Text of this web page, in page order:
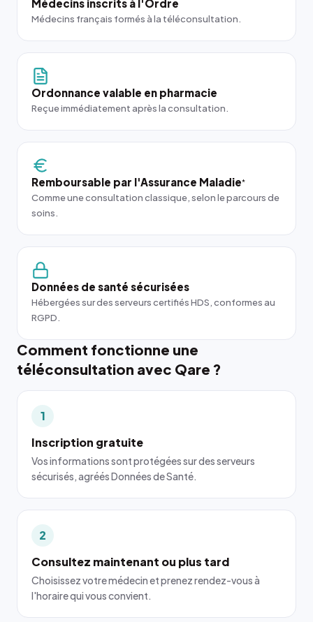
Médecins inscrits à l'Ordre
Médecins français formés à la téléconsultation.
Ordonnance valable en pharmacie
Reçue immédiatement après la consultation.
Remboursable par l'Assurance Maladie*
Comme une consultation classique, selon le parcours de
soins.
Données de santé sécurisées
Hébergées sur des serveurs certifiés HDS, conformes au
RGPD.
Comment fonctionne une
téléconsultation avec Qare ?
1
Inscription gratuite
Vos informations sont protégées sur des serveurs
sécurisés, agréés Données de Santé.
2
Consultez maintenant ou plus tard
Choisissez votre médecin et prenez rendez-vous à
l'horaire qui vous convient.